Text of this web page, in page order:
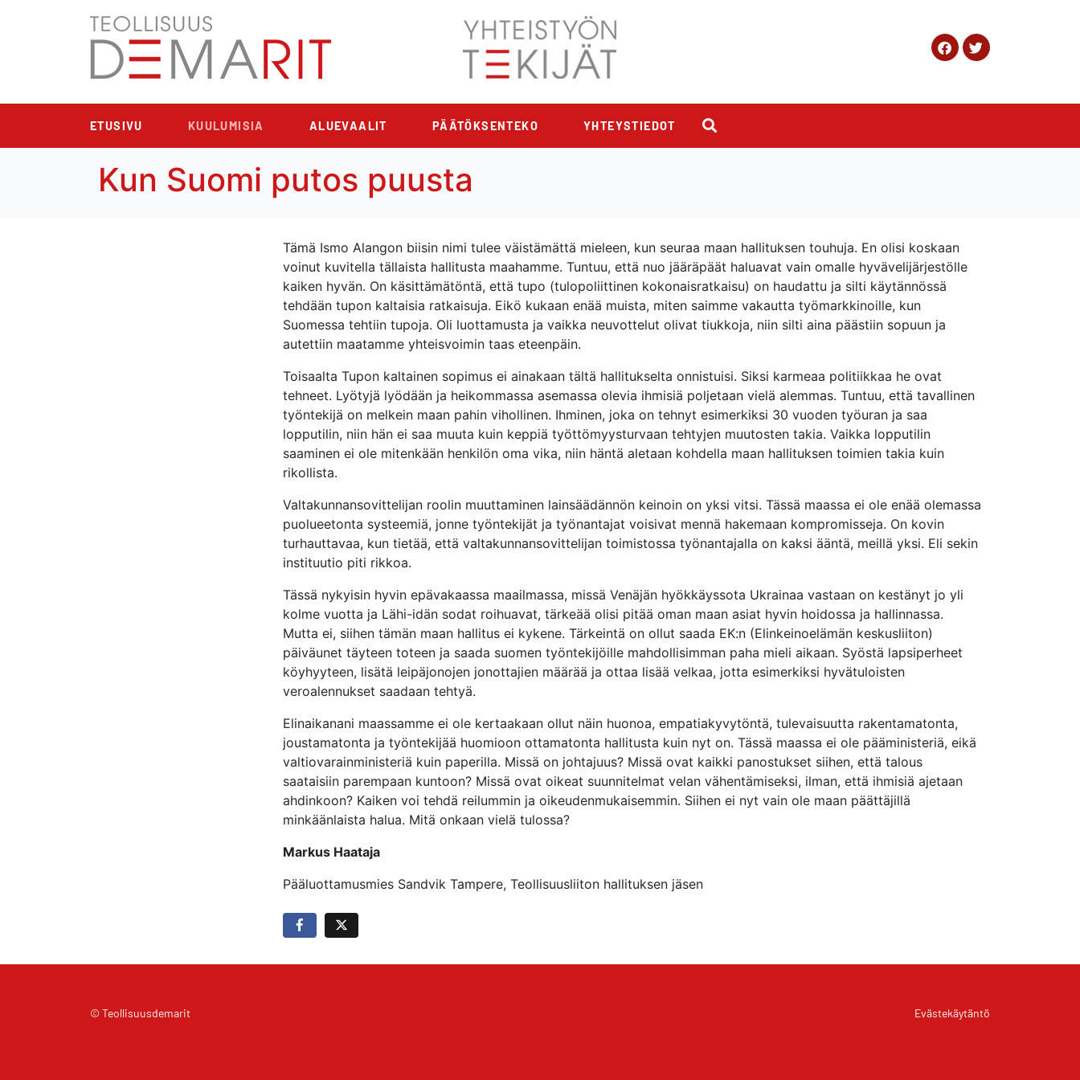
ETUSIVU KUULUMISIA ALUEVAALIT PÄÄTÖKSENTEKO YHTEYSTIEDOT
Kun Suomi putos puusta
Tämä Ismo Alangon biisin nimi tulee väistämättä mieleen, kun seuraa maan hallituksen touhuja. En olisi koskaan
voinut kuvitella tällaista hallitusta maahamme. Tuntuu, että nuo jääräpäät haluavat vain omalle hyvävelijärjestölle
kaiken hyvän. On käsittämätöntä, että tupo (tulopoliittinen kokonaisratkaisu) on haudattu ja silti käytännössä
tehdään tupon kaltaisia ratkaisuja. Eikö kukaan enää muista, miten saimme vakautta työmarkkinoille, kun
Suomessa tehtiin tupoja. Oli luottamusta ja vaikka neuvottelut olivat tiukkoja, niin silti aina päästiin sopuun ja
autettiin maatamme yhteisvoimin taas eteenpäin.
Toisaalta Tupon kaltainen sopimus ei ainakaan tältä hallitukselta onnistuisi. Siksi karmeaa politiikkaa he ovat
tehneet. Lyötyjä lyödään ja heikommassa asemassa olevia ihmisiä poljetaan vielä alemmas. Tuntuu, että tavallinen
työntekijä on melkein maan pahin vihollinen. Ihminen, joka on tehnyt esimerkiksi 30 vuoden työuran ja saa
lopputilin, niin hän ei saa muuta kuin keppiä työttömyysturvaan tehtyjen muutosten takia. Vaikka lopputilin
saaminen ei ole mitenkään henkilön oma vika, niin häntä aletaan kohdella maan hallituksen toimien takia kuin
rikollista.
Valtakunnansovittelijan roolin muuttaminen lainsäädännön keinoin on yksi vitsi. Tässä maassa ei ole enää olemassa
puolueetonta systeemiä, jonne työntekijät ja työnantajat voisivat mennä hakemaan kompromisseja. On kovin
turhauttavaa, kun tietää, että valtakunnansovittelijan toimistossa työnantajalla on kaksi ääntä, meillä yksi. Eli sekin
instituutio piti rikkoa.
Tässä nykyisin hyvin epävakaassa maailmassa, missä Venäjän hyökkäyssota Ukrainaa vastaan on kestänyt jo yli
kolme vuotta ja Lähi-idän sodat roihuavat, tärkeää olisi pitää oman maan asiat hyvin hoidossa ja hallinnassa.
Mutta ei, siihen tämän maan hallitus ei kykene. Tärkeintä on ollut saada EK:n (Elinkeinoelämän keskusliiton)
päiväunet täyteen toteen ja saada suomen työntekijöille mahdollisimman paha mieli aikaan. Syöstä lapsiperheet
köyhyyteen, lisätä leipäjonojen jonottajien määrää ja ottaa lisää velkaa, jotta esimerkiksi hyvätuloisten
veroalennukset saadaan tehtyä.
Elinaikanani maassamme ei ole kertaakaan ollut näin huonoa, empatiakyvytöntä, tulevaisuutta rakentamatonta,
joustamatonta ja työntekijää huomioon ottamatonta hallitusta kuin nyt on. Tässä maassa ei ole pääministeriä, eikä
valtiovarainministeriä kuin paperilla. Missä on johtajuus? Missä ovat kaikki panostukset siihen, että talous
saataisiin parempaan kuntoon? Missä ovat oikeat suunnitelmat velan vähentämiseksi, ilman, että ihmisiä ajetaan
ahdinkoon? Kaiken voi tehdä reilummin ja oikeudenmukaisemmin. Siihen ei nyt vain ole maan päättäjillä
minkäänlaista halua. Mitä onkaan vielä tulossa?
Markus Haataja
Pääluottamusmies Sandvik Tampere, Teollisuusliiton hallituksen jäsen
© Teollisuusdemarit Evästekäytäntö